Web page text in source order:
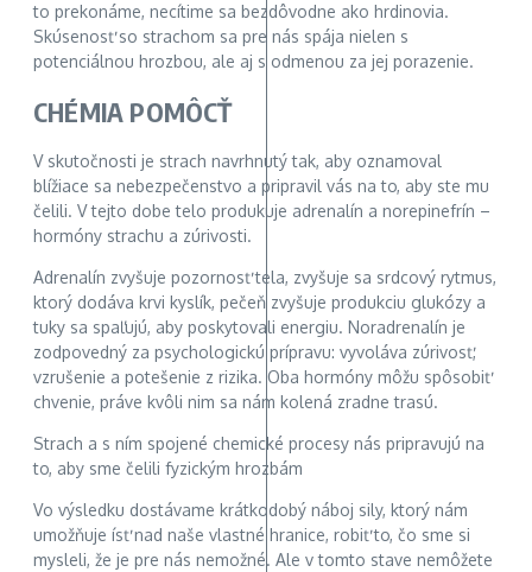
to prekonáme, necítime sa bezdôvodne ako hrdinovia.
Skúsenosť so strachom sa pre nás spája nielen s
potenciálnou hrozbou, ale aj s odmenou za jej porazenie.
CHÉMIA POMÔCŤ
V skutočnosti je strach navrhnutý tak, aby oznamoval
blížiace sa nebezpečenstvo a pripravil vás na to, aby ste mu
čelili. V tejto dobe telo produkuje adrenalín a norepinefrín –
hormóny strachu a zúrivosti.
Adrenalín zvyšuje pozornosť tela, zvyšuje sa srdcový rytmus,
ktorý dodáva krvi kyslík, pečeň zvyšuje produkciu glukózy a
tuky sa spaľujú, aby poskytovali energiu. Noradrenalín je
zodpovedný za psychologickú prípravu: vyvoláva zúrivosť,
vzrušenie a potešenie z rizika. Oba hormóny môžu spôsobiť
chvenie, práve kvôli nim sa nám kolená zradne trasú.
Strach a s ním spojené chemické procesy nás pripravujú na
to, aby sme čelili fyzickým hrozbám
Vo výsledku dostávame krátkodobý náboj sily, ktorý nám
umožňuje ísť nad naše vlastné hranice, robiť to, čo sme si
mysleli, že je pre nás nemožné. Ale v tomto stave nemôžete